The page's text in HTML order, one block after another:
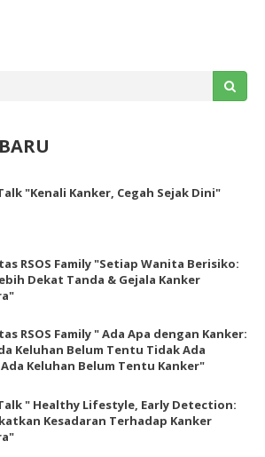
"Kenali Kanker, Cegah Sejak Dini"
RSOS Family "Setiap Wanita Berisiko:
Dekat Tanda & Gejala Kanker
RSOS Family " Ada Apa dengan Kanker:
Keluhan Belum Tentu Tidak Ada
Keluhan Belum Tentu Kanker"
" Healthy Lifestyle, Early Detection:
Kesadaran Terhadap Kanker